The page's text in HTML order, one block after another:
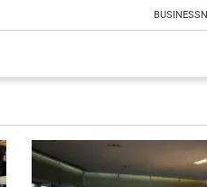
BUSINESS